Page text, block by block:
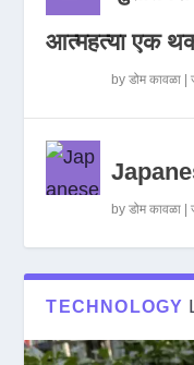
आत्महत्या एक
byडोम कावळा |
byडोम कावळा |
TECHNOLOGY